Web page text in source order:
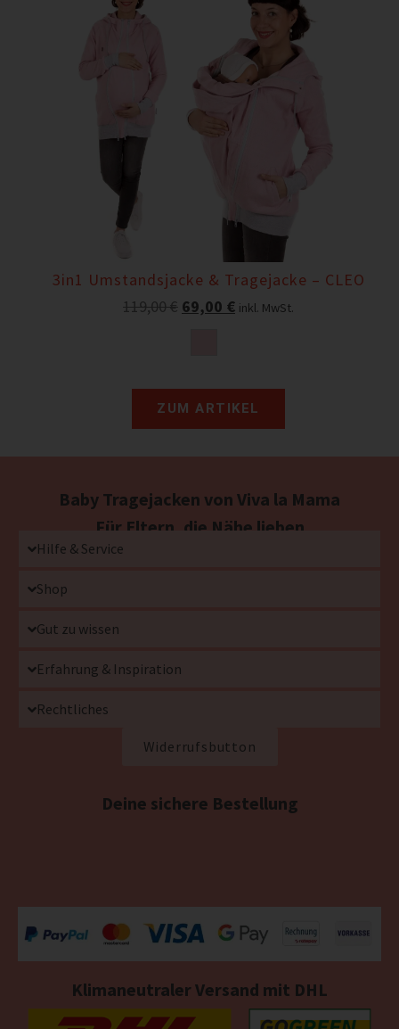
3in1 Umstandsjacke & Tragejacke – CLEO
119,00€ 69,00 € inkl. MwSt.
ZUM ARTIKEL
Baby Tragejacken von Viva la Mama
Für Eltern, die Nähe lieben
Hilfe & Service
Shop
Gut zu wissen
Erfahrung & Inspiration
Rechtliches
Widerrufsbutton
Deine sichere Bestellung
Klimaneutraler Versand mit DHL